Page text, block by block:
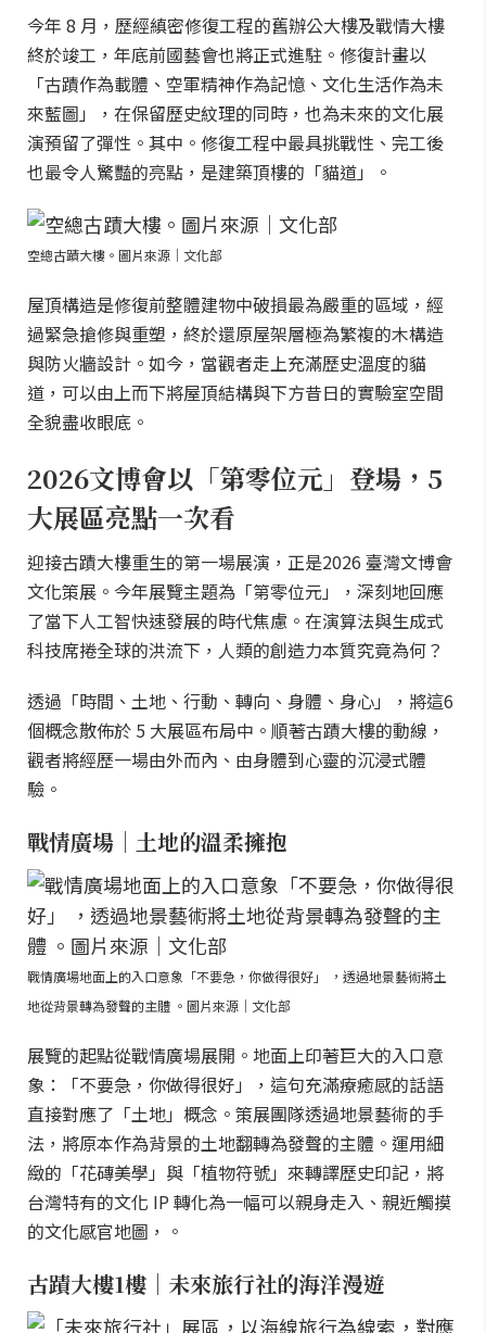
今年 8 月，歷經縝密修復工程的舊辦公大樓及戰情大樓
終於竣工，年底前國藝會也將正式進駐。修復計畫以
「古蹟作為載體、空軍精神作為記憶、文化生活作為未
來藍圖」，在保留歷史紋理的同時，也為未來的文化展
演預留了彈性。其中。修復工程中最具挑戰性、完工後
也最令人驚豔的亮點，是建築頂樓的「貓道」。
空總古蹟大樓。圖片來源｜文化部
屋頂構造是修復前整體建物中破損最為嚴重的區域，經
過緊急搶修與重塑，終於還原屋架層極為繁複的木構造
與防火牆設計。如今，當觀者走上充滿歷史溫度的貓
道，可以由上而下將屋頂結構與下方昔日的實驗室空間
全貌盡收眼底。
2026文博會以「第零位元」登場，5
大展區亮點一次看
迎接古蹟大樓重生的第一場展演，正是2026 臺灣文博會
文化策展。今年展覽主題為「第零位元」，深刻地回應
了當下人工智快速發展的時代焦慮。在演算法與生成式
科技席捲全球的洪流下，人類的創造力本質究竟為何？
透過「時間、土地、行動、轉向、身體、身心」，將這6
個概念散佈於 5 大展區布局中。順著古蹟大樓的動線，
觀者將經歷一場由外而內、由身體到心靈的沉浸式體
驗。
戰情廣場｜土地的溫柔擁抱
戰情廣場地面上的入口意象「不要急，你做得很好」 ，透過地景藝術將土
地從背景轉為發聲的主體 。圖片來源｜文化部
展覽的起點從戰情廣場展開。地面上印著巨大的入口意
象：「不要急，你做得很好」，這句充滿療癒感的話語
直接對應了「土地」概念。策展團隊透過地景藝術的手
法，將原本作為背景的土地翻轉為發聲的主體。運用細
緻的「花磚美學」與「植物符號」來轉譯歷史印記，將
台灣特有的文化 IP 轉化為一幅可以親身走入、親近觸摸
的文化感官地圖，。
古蹟大樓1樓｜未來旅行社的海洋漫遊